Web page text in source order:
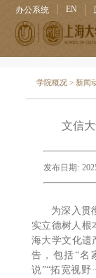
办公系统 EN
学院概况 > 新闻
文信
发布日期:
为深入贯
实立德树人根
海大学文化遗
告，包括“名
说”“拓宽视野